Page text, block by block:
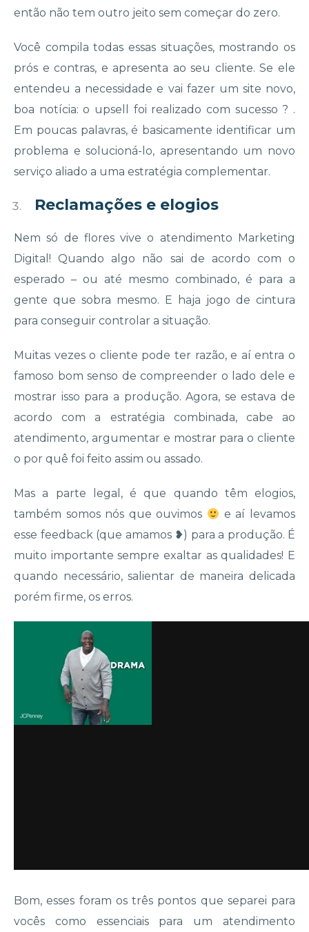
então não tem outro jeito sem começar do zero.
Você compila todas essas situações, mostrando os
prós e contras, e apresenta ao seu cliente. Se ele
entendeu a necessidade e vai fazer um site novo,
boa notícia: o upsell foi realizado com sucesso ? .
Em poucas palavras, é basicamente identificar um
problema e solucioná-lo, apresentando um novo
serviço aliado a uma estratégia complementar.
Reclamações e elogios
Nem só de flores vive o atendimento Marketing
Digital! Quando algo não sai de acordo com o
esperado – ou até mesmo combinado, é para a
gente que sobra mesmo. E haja jogo de cintura
para conseguir controlar a situação.
Muitas vezes o cliente pode ter razão, e aí entra o
famoso bom senso de compreender o lado dele e
mostrar isso para a produção. Agora, se estava de
acordo com a estratégia combinada, cabe ao
atendimento, argumentar e mostrar para o cliente
o por quê foi feito assim ou assado.
Mas a parte legal, é que quando têm elogios,
também somos nós que ouvimos
e aí levamos
esse feedback (que amamos ❥) para a produção. É
muito importante sempre exaltar as qualidades! E
quando necessário, salientar de maneira delicada
porém firme, os erros.
Bom, esses foram os três pontos que separei para
vocês como essenciais para um atendimento